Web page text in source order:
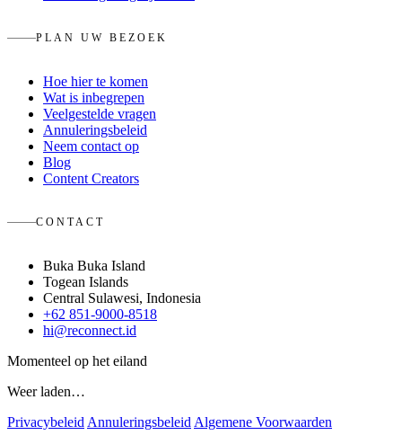
PLAN UW BEZOEK
Hoe hier te komen
Wat is inbegrepen
Veelgestelde vragen
Annuleringsbeleid
Neem contact op
Blog
Content Creators
CONTACT
Buka Buka Island
Togean Islands
Central Sulawesi, Indonesia
+62 851-9000-8518
hi@reconnect.id
Momenteel op het eiland
Weer laden…
Privacybeleid Annuleringsbeleid Algemene Voorwaarden